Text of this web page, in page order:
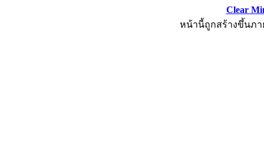
Clear
หน้านี้ถูกสร้างขึ้นภา